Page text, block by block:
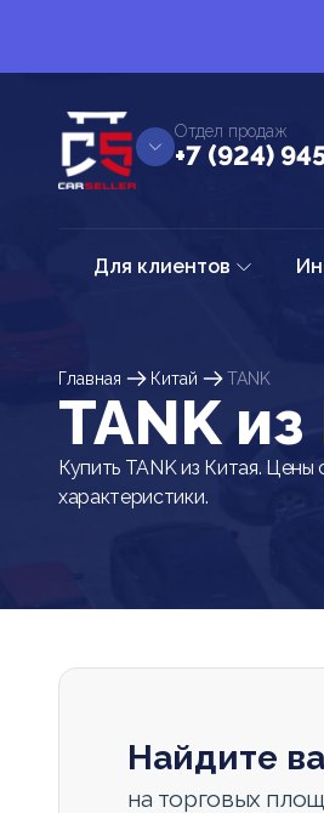
Отдел продаж
+7 (924)
Для клиентов
Главная Китай TANK
TANK
Купить TANK из Китая.
характеристики.
Найдите
на торговых